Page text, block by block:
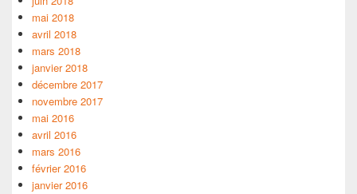
mai 2018
avril 2018
mars 2018
janvier 2018
décembre 2017
novembre 2017
mai 2016
avril 2016
mars 2016
février 2016
janvier 2016